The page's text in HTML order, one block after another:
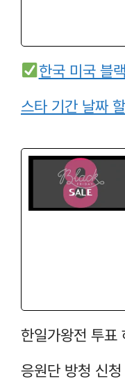
한국 미국 블
스타 기간 날짜
한일가왕전 투표
응원단 방청 신